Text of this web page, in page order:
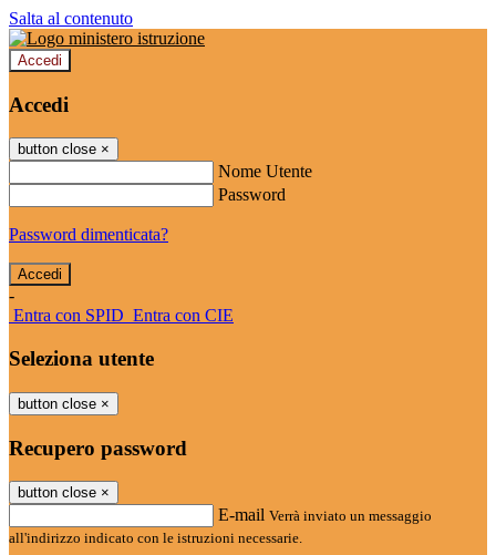
Salta al contenuto
Accedi
Accedi
button close ×
Nome Utente
Password
Password dimenticata?
-
Entra con SPID Entra con CIE
Seleziona utente
button close ×
Recupero password
button close ×
E-mail Verrà inviato un messaggio
all'indirizzo indicato con le istruzioni necessarie.